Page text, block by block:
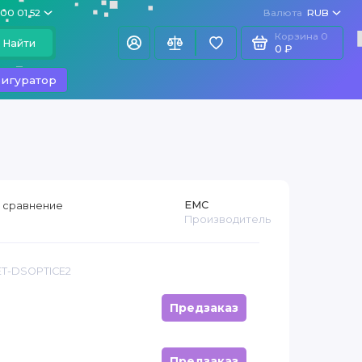
01 52 Валюта RUB
Найти
Корзина 0
0 ₽
DSOPTICE2
EMC
Производитель
Предзаказ
сравнение